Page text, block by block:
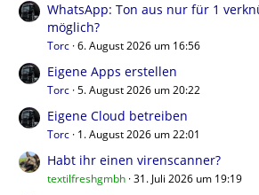
WhatsApp: Ton aus nur für 1
möglich?
Torc 6. August 2026 um 16:56
Eigene Apps erstellen
Torc 5. August 2026 um 20:22
Eigene Cloud betreiben
Torc 1. August 2026 um 22:01
Habt ihr einen virenscanner?
textilfreshgmbh 31. Juli 2026 um 19:19